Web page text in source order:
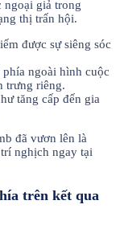
ngoại giả trong
thị trấn hội.
được sự siêng sóc
ngoài hình cuộc
trưng riêng.
tăng cấp đến gia
đã vươn lên là
nghịch ngay tại
trên kết qua